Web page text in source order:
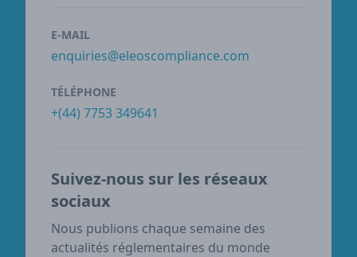
E-MAIL
enquiries@eleoscompliance.com
TÉLÉPHONE
+(44) 7753 349641
Suivez-nous sur les réseaux
sociaux
Nous publions chaque semaine des
actualités réglementaires du monde